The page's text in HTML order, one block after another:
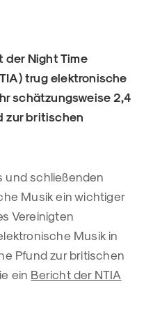
der Night Time
trug elektronische
schätzungsweise 2,4
zur britischen
und schließenden
Musik ein wichtiger
Vereinigten
Musik in
Pfund zur britischen
ein Bericht der NTIA